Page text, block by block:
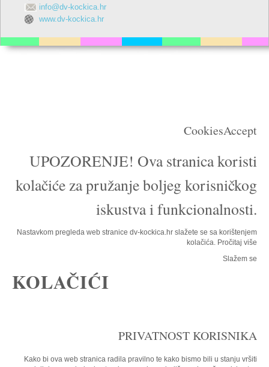
info@dv-kockica.hr
www.dv-kockica.hr
CookiesAccept
UPOZORENJE! Ova stranica koristi
kolačiće za pružanje boljeg korisničkog
iskustva i funkcionalnosti.
Nastavkom pregleda web stranice dv-kockica.hr slažete se sa korištenjem
kolačića. Pročitaj više
Slažem se
KOLAČIĆI
PRIVATNOST KORISNIKA
Kako bi ova web stranica radila pravilno te kako bismo bili u stanju vršiti